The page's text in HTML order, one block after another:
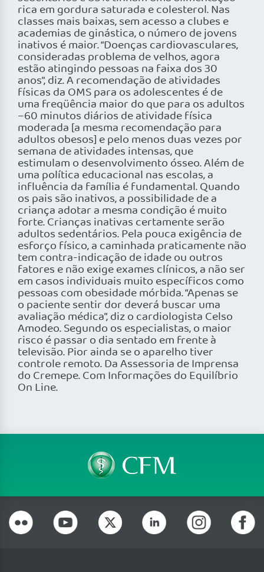
rica em gordura saturada e colesterol. Nas
classes mais baixas, sem acesso a clubes e
academias de ginástica, o número de jovens
inativos é maior. “Doenças cardiovasculares,
consideradas problema de velhos, agora
estão atingindo pessoas na faixa dos 30
anos”, diz. A recomendação de atividades
físicas da OMS para os adolescentes é de
uma freqüência maior do que para os adultos
–60 minutos diários de atividade física
moderada [a mesma recomendação para
adultos obesos] e pelo menos duas vezes por
semana de atividades intensas, que
estimulam o desenvolvimento ósseo. Além de
uma política educacional nas escolas, a
influência da família é fundamental. Quando
os pais são inativos, a possibilidade de a
criança adotar a mesma condição é muito
forte. Crianças inativas certamente serão
adultos sedentários. Pela pouca exigência de
esforço físico, a caminhada praticamente não
tem contra-indicação de idade ou outros
fatores e não exige exames clínicos, a não ser
em casos individuais muito específicos como
pessoas com obesidade mórbida. “Apenas se
o paciente sentir dor deverá buscar uma
avaliação médica”, diz o cardiologista Celso
Amodeo. Segundo os especialistas, o maior
risco é passar o dia sentado em frente à
televisão. Pior ainda se o aparelho tiver
controle remoto. Da Assessoria de Imprensa
do Cremepe. Com Informações do Equilíbrio
On Line.